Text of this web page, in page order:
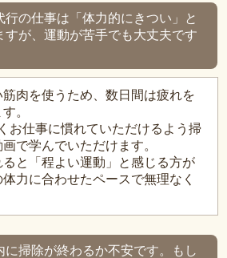
行の仕事は「体力的にきつい」と
すが、運動が苦手でも大丈夫です
肉を使うため、数日間は疲れを
。
お仕事に慣れていただけるよう掃
で学んでいただけます。
と「程よい運動」と感じる方が
力に合わせたペースで無理なく
に掃除が終わるか不安です。もし